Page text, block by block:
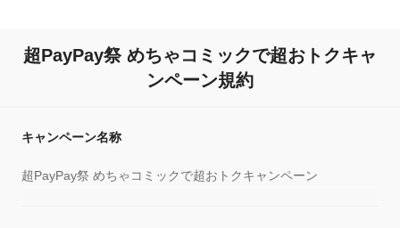
超PayPay祭 めちゃコミックで超おトクキャ
ンペーン規約
キャンペーン名称
超PayPay祭 めちゃコミックで超おトクキャンペーン